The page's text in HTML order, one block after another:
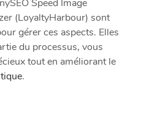
Speed Image
(LoyaltyHarbour) sont
gérer ces aspects. Elles
du processus, vous
tout en améliorant le
.